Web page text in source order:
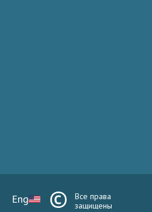
Eng
Все права
защищены